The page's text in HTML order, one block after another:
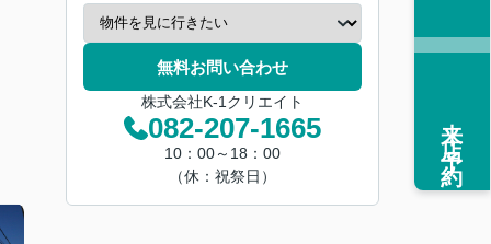
無料お問い合わせ
株式会社K-1クリエイト
082-207-1665
10：00～18：00
（休：祝祭日）
来店予約